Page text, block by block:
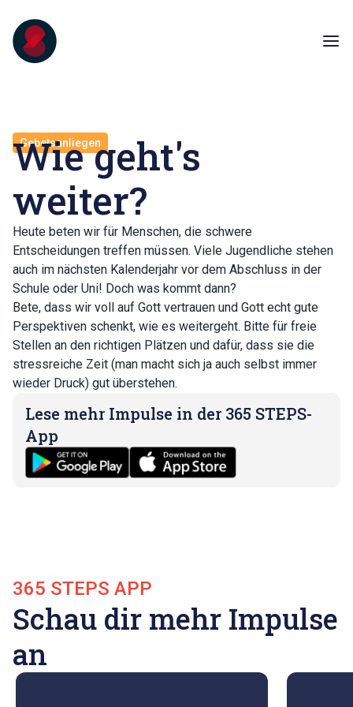
Gebetsanliegen
Wie geht's
weiter?
Heute beten wir für Menschen, die schwere
Entscheidungen treffen müssen. Viele Jugendliche stehen
auch im nächsten Kalenderjahr vor dem Abschluss in der
Schule oder Uni! Doch was kommt dann?
Bete, dass wir voll auf Gott vertrauen und Gott echt gute
Perspektiven schenkt, wie es weitergeht. Bitte für freie
Stellen an den richtigen Plätzen und dafür, dass sie die
stressreiche Zeit (man macht sich ja auch selbst immer
wieder Druck) gut überstehen.
Lese mehr Impulse in der 365 STEPS-
App
365 STEPS APP
Schau dir mehr Impulse
an